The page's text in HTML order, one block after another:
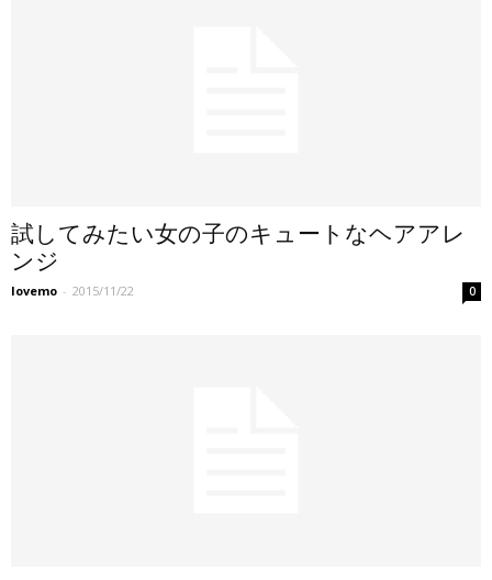
試してみたい女の子のキュートなヘアアレ
ンジ
lovemo - 2015/11/22 0